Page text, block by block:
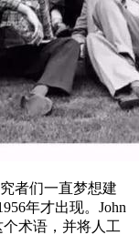
者们一直梦想建
年才出现。John
术语，并将人工